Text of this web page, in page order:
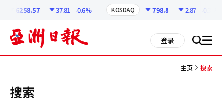
6258.57 37.81 -0.6% KOSDAQ 798.8 2.87 -0.36%
登录 搜 all
主页 搜索
搜索